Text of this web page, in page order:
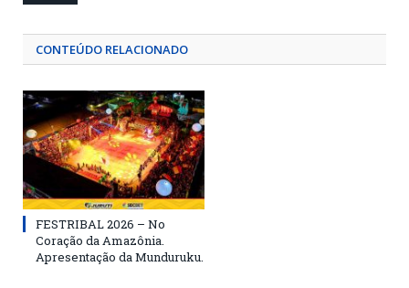
CONTEÚDO RELACIONADO
FESTRIBAL 2026 – No
Coração da Amazônia.
Apresentação da Munduruku.